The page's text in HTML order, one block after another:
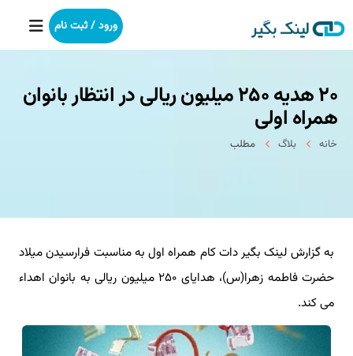
خانه
بکلینک
خدمات ما
درباره ما
آموزش
ورود / ثبت نام
۲۰ هدیه ۲۵۰ میلیون ریالی در انتظار بانوان
همراه اولی
خانه بلاگ مطلب
به گزارش لینک بگیر دات کام همراه اول به مناسبت فرارسیدن میلاد
حضرت فاطمه زهرا(س)، هدایای ۲۵۰ میلیون ریالی به بانوان اهداء
می کند.